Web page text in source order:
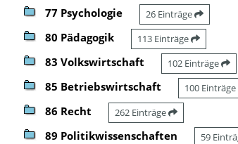
77 Psychologie 26 Einträge
80 Pädagogik 113 Einträge
83 Volkswirtschaft 102 Einträge
85 Betriebswirtschaft 100 Einträge
86 Recht 262 Einträge
89 Politikwissenschaften 59